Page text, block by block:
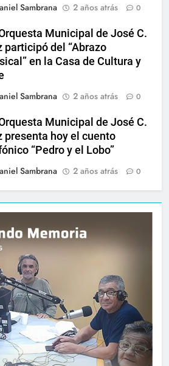
Sambrana
2 años atrás 0
Municipal de José C.
participó del “Abrazo
en la Casa de Cultura y
Sambrana
2 años atrás 0
Municipal de José C.
presenta hoy el cuento
“Pedro y el Lobo”
Sambrana
2 años atrás 0